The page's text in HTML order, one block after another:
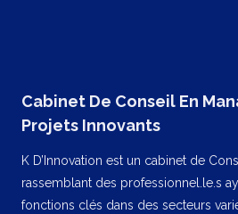
Cabinet De Conseil En
Projets Innovants
K D’Innovation est un cabinet de
rassemblant des professionnel.le.s
fonctions clés dans des secteurs